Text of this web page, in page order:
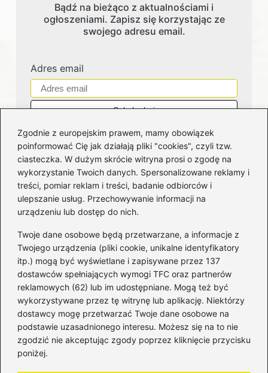
Zgodnie z europejskim prawem, mamy obowiązek
poinformować Cię jak działają pliki "cookies", czyli tzw.
ciasteczka. W dużym skrócie witryna prosi o zgodę na
wykorzystanie Twoich danych. Spersonalizowane reklamy i
treści, pomiar reklam i treści, badanie odbiorców i
ulepszanie usług. Przechowywanie informacji na
urządzeniu lub dostęp do nich.
Twoje dane osobowe będą przetwarzane, a informacje z
Twojego urządzenia (pliki cookie, unikalne identyfikatory
itp.) mogą być wyświetlane i zapisywane przez 137
dostawców spełniających wymogi TFC oraz partnerów
reklamowych (62) lub im udostępniane. Mogą też być
wykorzystywane przez tę witrynę lub aplikację. Niektórzy
dostawcy mogę przetwarzać Twoje dane osobowe na
podstawie uzasadnionego interesu. Możesz się na to nie
zgodzić nie akceptując zgody poprzez kliknięcie przycisku
poniżej.
Bądź na bieżąco z aktualnościami i
ogłoszeniami. Zapisz się korzystając ze
swojego adresu email.
Adres email
Kategorie
Bankowość (181)
Fundusze
(36)
Giełda(28)
Inwestycje(49)
Rentowność(32)
Rozliczenia(196)
Świadczenia socjalne(59)
Waluty(21)
Windykacja(49)